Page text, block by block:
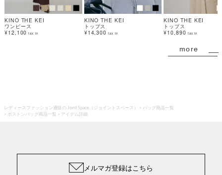
KINO THE KEI
ワンピース
¥12,100 tax in
KINO THE KEI
トップス
¥14,300 tax in
KINO THE KEI
トップス
¥10,890 tax in
more
レディースファッション通販の Joint Space（ジョイントスペース）
バッグ商品一覧
ボストンバッグ商品一覧
アイテム詳細
メルマガ登録はこちら